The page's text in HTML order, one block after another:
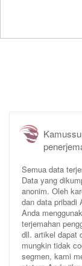
Semua data
Data yang
anonim. Oleh
dan data pribadi
Anda
terjemahan
dll. artikel dapat
mungkin tidak
segmen, kami